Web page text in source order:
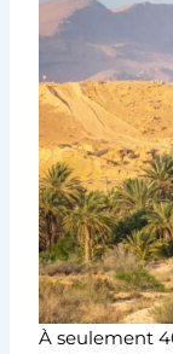
À seulement